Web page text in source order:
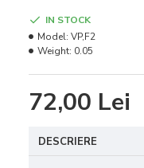
72,00 Lei
IN STOCK
Model: VP,F2
Weight: 0.05
DESCRIERE